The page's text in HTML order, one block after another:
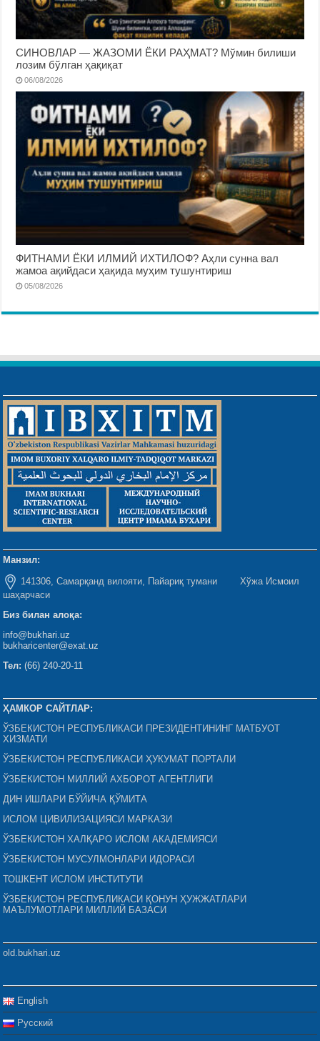
СИНОВЛАР — ЖАЗОМИ ЁКИ РАҲМАТ? Мўмин билиши
лозим бўлган ҳақиқат
06/08/2026
ФИТНАМИ ЁКИ ИЛМИЙ ИХТИЛОФ? Аҳли сунна вал
жамоа ақийдаси ҳақида муҳим тушунтириш
05/08/2026
Манзил:
141306, Самарқанд вилояти, Пайариқ тумани Хўжа Исмоил
шаҳарчаси
Биз билан алоқа:
info@bukhari.uz
bukharicenter@exat.uz
Тел: (66) 240-20-11
ҲАМКОР САЙТЛАР:
ЎЗБЕКИСТОН РЕСПУБЛИКАСИ ПРЕЗИДЕНТИНИНГ МАТБУОТ
ХИЗМАТИ
ЎЗБЕКИСТОН РЕСПУБЛИКАСИ ҲУКУМАТ ПОРТАЛИ
ЎЗБЕКИСТОН МИЛЛИЙ АХБОРОТ АГЕНТЛИГИ
ДИН ИШЛАРИ БЎЙИЧА ҚЎМИТА
ИСЛОМ ЦИВИЛИЗАЦИЯСИ МАРКАЗИ
ЎЗБЕКИСТОН ХАЛҚАРО ИСЛОМ АКАДЕМИЯСИ
ЎЗБЕКИСТОН МУСУЛМОНЛАРИ ИДОРАСИ
ТОШКЕНТ ИСЛОМ ИНСТИТУТИ
ЎЗБЕКИСТОН РЕСПУБЛИКАСИ ҚОНУН ҲУЖЖАТЛАРИ
МАЪЛУМОТЛАРИ МИЛЛИЙ БАЗАСИ
old.bukhari.uz
English
Русский